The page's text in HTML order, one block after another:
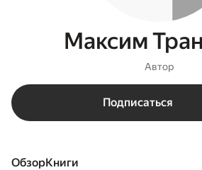
Максим
Автор
Подписаться
Обзор книги